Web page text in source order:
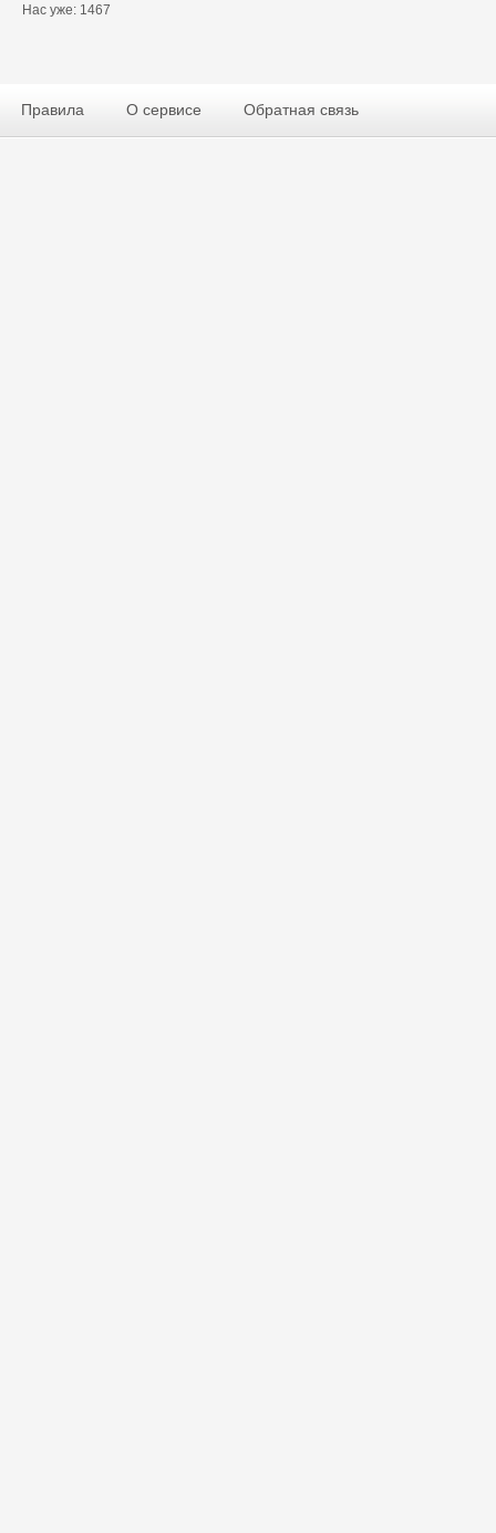
Нас уже: 1467
Правила О сервисе Обратная связь